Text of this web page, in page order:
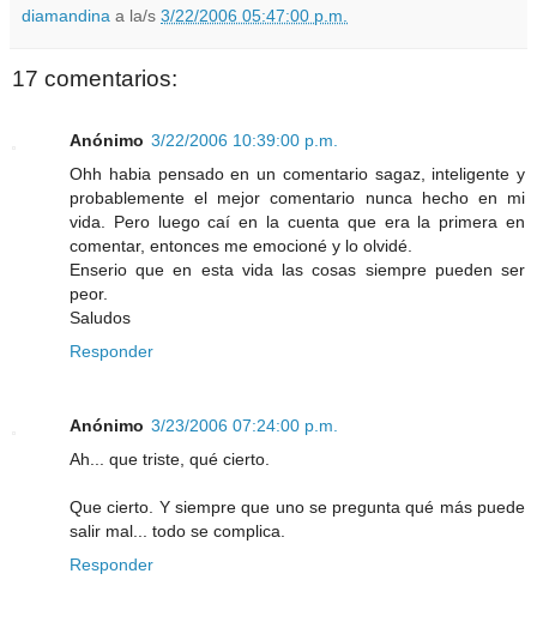
diamandina a la/s 3/22/2006 05:47:00 p.m.
17 comentarios:
Anónimo 3/22/2006 10:39:00 p.m.
Ohh habia pensado en un comentario sagaz, inteligente y
probablemente el mejor comentario nunca hecho en mi
vida. Pero luego caí en la cuenta que era la primera en
comentar, entonces me emocioné y lo olvidé.
Enserio que en esta vida las cosas siempre pueden ser
peor.
Saludos
Responder
Anónimo 3/23/2006 07:24:00 p.m.
Ah... que triste, qué cierto.
Que cierto. Y siempre que uno se pregunta qué más puede
salir mal... todo se complica.
Responder